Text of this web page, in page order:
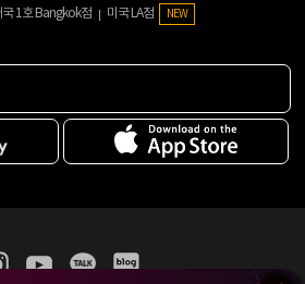
국 1호 Bangkok점 미국 LA점 NEW